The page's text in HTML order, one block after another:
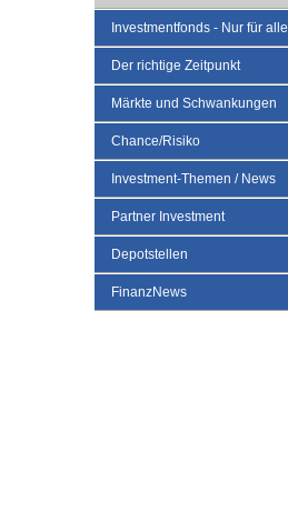
Investmentfonds - Nur für alle
Der richtige Zeitpunkt
Märkte und Schwankungen
Chance/Risiko
Investment-Themen / News
Partner Investment
Depotstellen
FinanzNews